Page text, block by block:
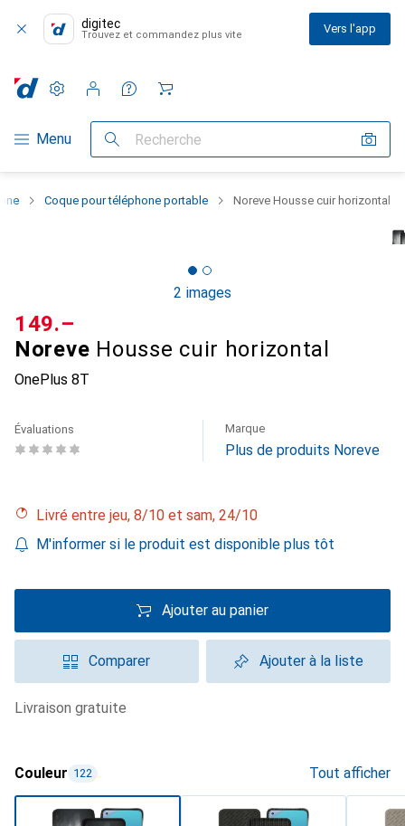
digitec
Trouvez et commandez plus vite Vers l'app
Navigation par catégorie
Menu Recherche
Paramètres
Compte client
Listes de comparaison
Listes d'envies
Panier
Coque pour téléphone portable Noreve Housse cuir horizontal
2 images
Noreve Housse cuir horizontal
OnePlus 8T
CHF
149.–
Évaluations Marque
Plus de produits Noreve
Livré entre jeu, 8/10 et sam, 24/10
M'informer si le produit est disponible plus tôt
Ajouter au panier
Comparer Ajouter à la liste
livraison gratuite
Couleur 122 Tout afficher